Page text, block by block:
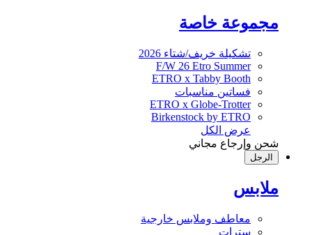
مجموعة خاصة
تشكيلة خريف/شتاء 2026
F/W 26 Etro Summer
ETRO x Tabby Booth
فساتين مناسبات
ETRO x Globe-Trotter
Birkenstock by ETRO
عرض الكل
شحن وإرجاع مجاني
الرجل
ملابس
معاطف وملابس خارجية
سترات